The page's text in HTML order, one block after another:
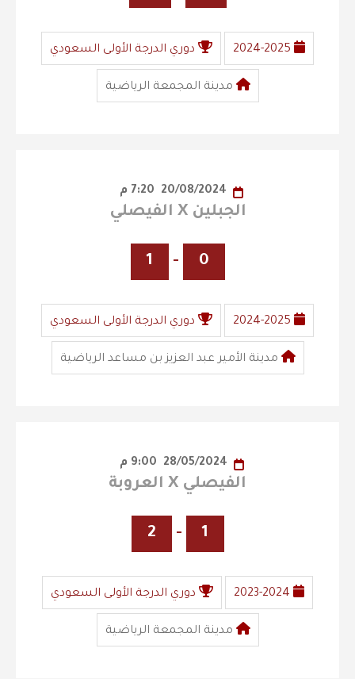
2024-2025 دوري الدرجة الأولى السعودي
مدينة المجمعة الرياضية
الجبلين X الفيصلي
0
-
1
2024-2025 دوري الدرجة الأولى السعودي
مدينة الأمير عبد العزيز بن مساعد الرياضية
الفيصلي X العروبة
1
-
2
2023-2024 دوري الدرجة الأولى السعودي
مدينة المجمعة الرياضية